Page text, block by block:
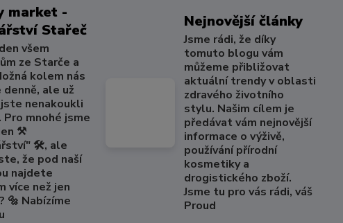
market -
Stařeč
všem
ze Starče a
kolem nás
ale už
nenakoukli
mnohé jsme
⚒️
🛠️, ale
že pod naší
najdete
více než jen
🔩 Nabízíme
Nejnovější články
Jsme rádi, že díky
tomuto blogu vám
můžeme přibližovat
aktuální trendy v oblasti
zdravého životního
stylu. Našim cílem je
předávat vám nejnovější
informace o výživě,
používání přírodní
kosmetiky a
drogistického zboží.
Jsme tu pro vás rádi, váš
Proud